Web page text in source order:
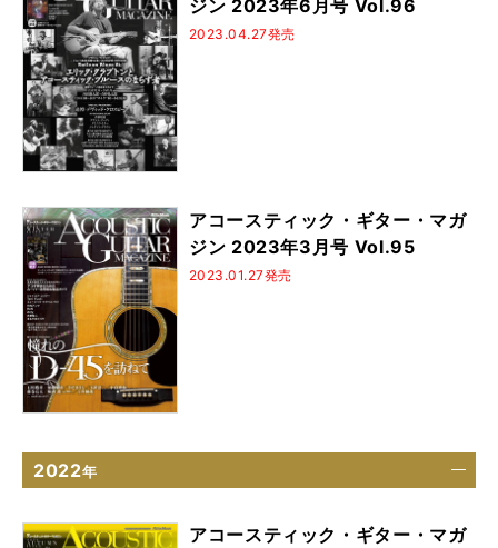
ジン 2023年6月号 Vol.96
2023.04.27発売
アコースティック・ギター・マガ
ジン 2023年3月号 Vol.95
2023.01.27発売
2022年
アコースティック・ギター・マガ